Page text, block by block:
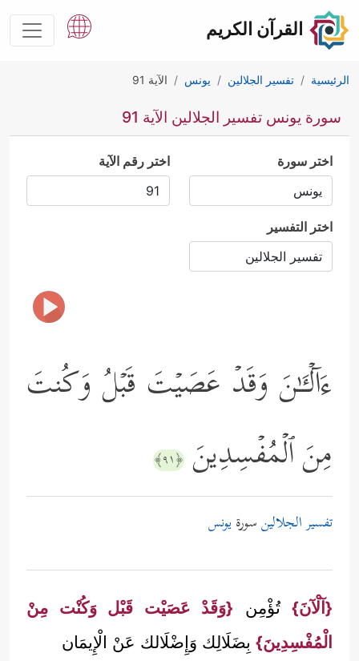
القرآن الكريم
الرئيسية تفسير الجلالين يونس الآية 91
سورة يونس تفسير الجلالين الآية 91
اختر سورة اختر رقم الآية
اختر التفسير
ءَاۤلۡـَٔـٰنَ وَقَدۡ عَصَیۡتَ قَبۡلُ وَكُنتَ
مِنَ ٱلۡمُفۡسِدِینَ ﴿٩١﴾
تفسير الجلالينسورةيونس
{آلْآنَ} تُؤْمِن {وَقَدْ عَصَيْت قَبْل وَكُنْت مِنْ
الْمُفْسِدِينَ} بِضَلَالِك وَإِضْلَالك عَنْ الْإِيمَان